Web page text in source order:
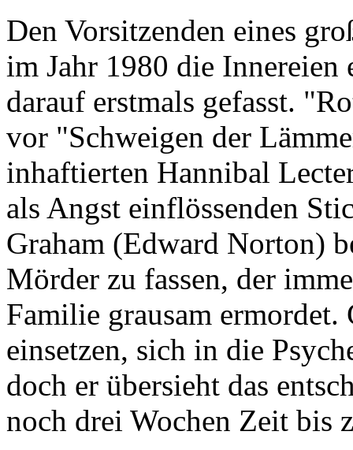
Den Vorsitzenden eines
im Jahr 1980 die
darauf erstmals gefasst.
vor "Schweigen der
inhaftierten Hannibal
als Angst einflössenden
Graham (Edward Norton)
Mörder zu fassen, der
Familie grausam ermordet.
einsetzen, sich in die
doch er übersieht das
noch drei Wochen Zeit bis